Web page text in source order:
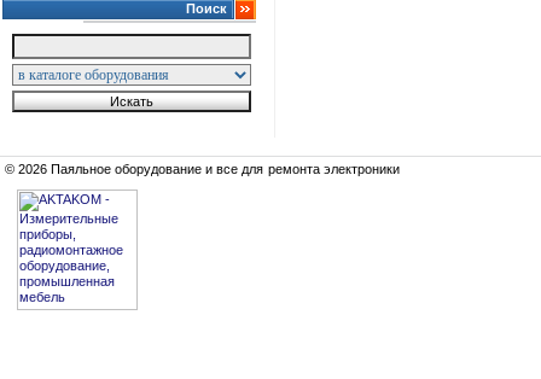
Поиск
© 2026 Паяльное оборудование и все для ремонта электроники